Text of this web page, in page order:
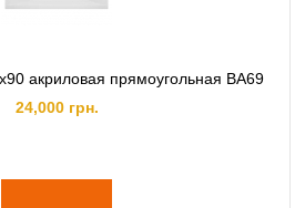
акриловая прямоугольная BA69
24,000 грн.